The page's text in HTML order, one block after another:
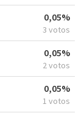
0,05%
3 votos
0,05%
2 votos
0,05%
1 votos